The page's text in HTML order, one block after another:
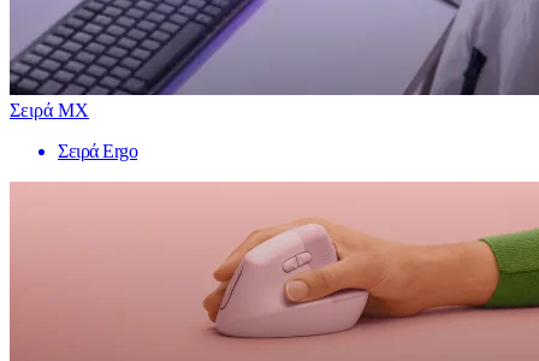
Σειρά MX
Σειρά Ergo